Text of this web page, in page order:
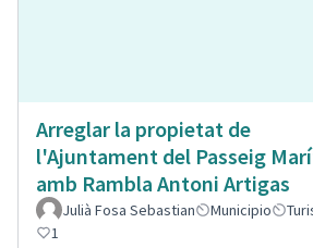
Arreglar la propietat de
l'Ajuntament del Passeig
amb Rambla Antoni Artigas
Julià Fosa Sebastian Municipio
1